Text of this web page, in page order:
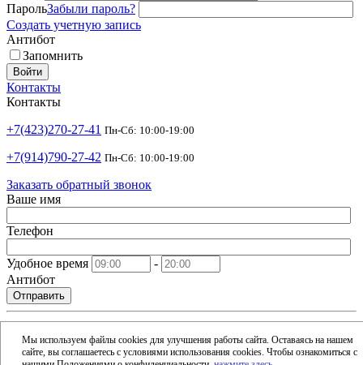
Мы используем файлы cookies для улучшения работы сайта. Оставаясь на нашем
сайте, вы соглашаетесь с условиями использования cookies. Чтобы ознакомиться с
ПарольЗабыли пароль?
Создать учетную запись
Антибот
Запомнить
Войти
Контакты
Контакты
+7(423)270-27-41 Пн-Сб: 10:00-19:00
+7(914)790-27-42 Пн-Сб: 10:00-19:00
Заказать обратный звонок
Ваше имя
Телефон
Удобное время
-
Антибот
Отправить
Email
Адрес